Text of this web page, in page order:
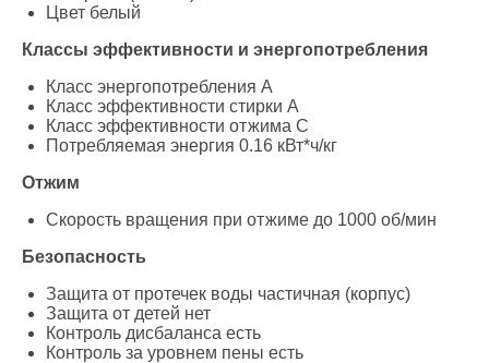
Цвет белый
Классы эффективности и энергопотребления
Класс энергопотребления A
Класс эффективности стирки A
Класс эффективности отжима C
Потребляемая энергия 0.16 кВт*ч/кг
Отжим
Скорость вращения при отжиме до 1000 об/мин
Безопасность
Защита от протечек воды частичная (корпус)
Защита от детей нет
Контроль дисбаланса есть
Контроль за уровнем пены есть